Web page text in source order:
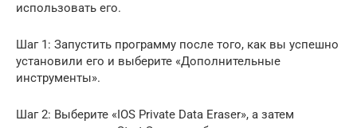
использовать его.
Шаг 1: Запустить программу после того, как вы успешно
установили его и выберите «Дополнительные
инструменты».
Шаг 2: Выберите «IOS Private Data Eraser», а затем